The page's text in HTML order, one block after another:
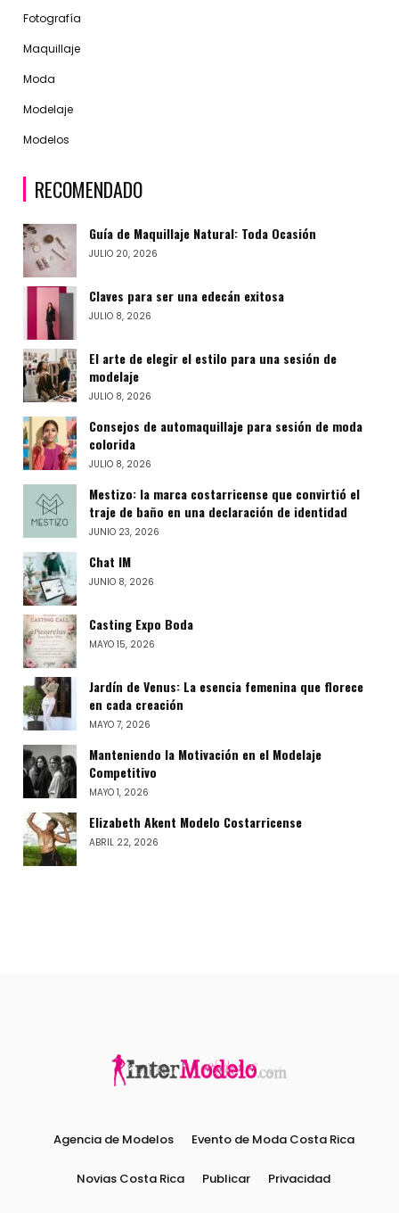
Fotografía
Maquillaje
Moda
Modelaje
Modelos
RECOMENDADO
Guía de Maquillaje Natural: Toda Ocasión
JULIO 20, 2026
Claves para ser una edecán exitosa
JULIO 8, 2026
El arte de elegir el estilo para una sesión de
modelaje
JULIO 8, 2026
Consejos de automaquillaje para sesión de moda
colorida
JULIO 8, 2026
Mestizo: la marca costarricense que convirtió el
traje de baño en una declaración de identidad
JUNIO 23, 2026
Chat IM
JUNIO 8, 2026
Casting Expo Boda
MAYO 15, 2026
Jardín de Venus: La esencia femenina que florece
en cada creación
MAYO 7, 2026
Manteniendo la Motivación en el Modelaje
Competitivo
MAYO 1, 2026
Elizabeth Akent Modelo Costarricense
ABRIL 22, 2026
Agencia de Modelos Evento de Moda Costa Rica
Novias Costa Rica Publicar Privacidad